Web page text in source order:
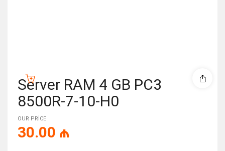
Server RAM 4 GB PC3
8500R-7-10-H0
OUR PRICE
30.00 ₼